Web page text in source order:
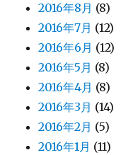
2016年8月 (8)
2016年7月 (12)
2016年6月 (12)
2016年5月 (8)
2016年4月 (8)
2016年3月 (14)
2016年2月 (5)
2016年1月 (11)